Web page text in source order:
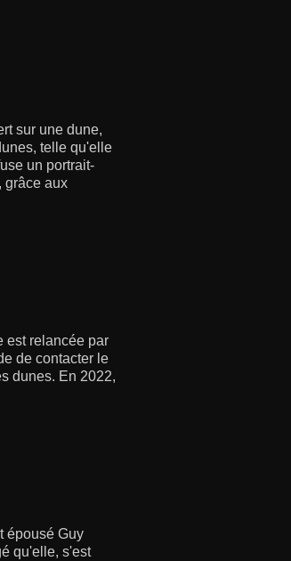
sur une dune,
telle qu'elle
un portrait-
grâce aux
est relancée par
de contacter le
dunes. En 2022,
épousé Guy
qu'elle, s'est